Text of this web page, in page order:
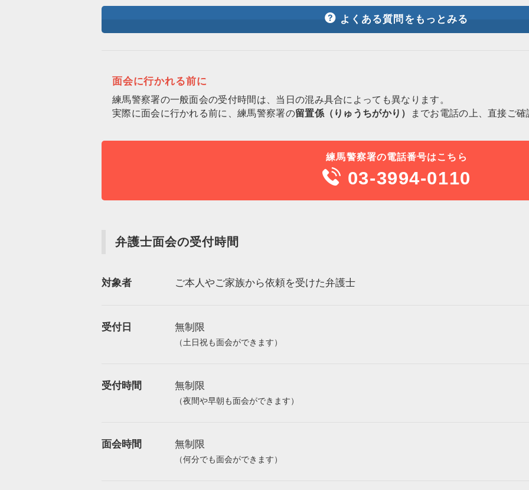
よくある質問をもっとみる
面会に行かれる前に
練馬警察署の一般面会の受付時間は、当日の混み具合によっても異なります。
実際に面会に行かれる前に、練馬警察署の留置係（りゅうちがかり） までお電話の上、直接ご確
練馬警察署の電話番号はこちら
03-3994-0110
弁護士面会の受付時間
対象者 ご本人やご家族から依頼を受けた弁護士
受付日 無制限
（土日祝も面会ができます）
受付時間 無制限
（夜間や早朝も面会ができます）
面会時間 無制限
（何分でも面会ができます）